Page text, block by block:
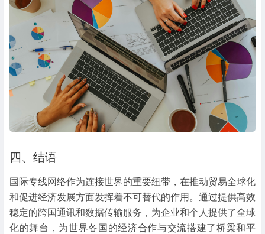
四、结语
国际专线网络作为连接世界的重要纽带，在推动贸易全球化
和促进经济发展方面发挥着不可替代的作用。通过提供高效
稳定的跨国通讯和数据传输服务，为企业和个人提供了全球
化的舞台，为世界各国的经济合作与交流搭建了桥梁和平